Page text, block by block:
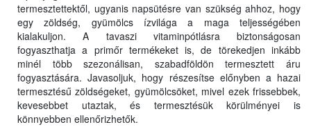
termesztettektől, ugyanis napsütésre van szükség ahhoz, hogy
egy zöldség, gyümölcs ízvilága a maga teljességében
kialakuljon. A tavaszi vitaminpótlásra biztonságosan
fogyaszthatja a primőr termékeket is, de törekedjen inkább
minél több szezonálisan, szabadföldön termesztett áru
fogyasztására. Javasoljuk, hogy részesítse előnyben a hazai
termesztésű zöldségeket, gyümölcsöket, mivel ezek frissebbek,
kevesebbet utaztak, és termesztésük körülményei is
könnyebben ellenőrizhetők.